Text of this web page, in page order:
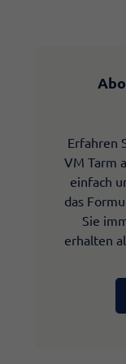
Erfahren
VM Tarm
einfach
das
Sie
erhalten